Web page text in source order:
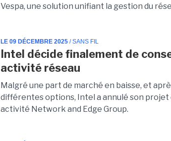
Vespa, une solution unifiant la gestion du
LE 09 DÉCEMBRE 2025 / SANS FIL
Intel décide finalement de
activité réseau
Malgré une part de marché en baisse, et
différentes options, Intel a annulé son projet
activité Network and Edge Group.